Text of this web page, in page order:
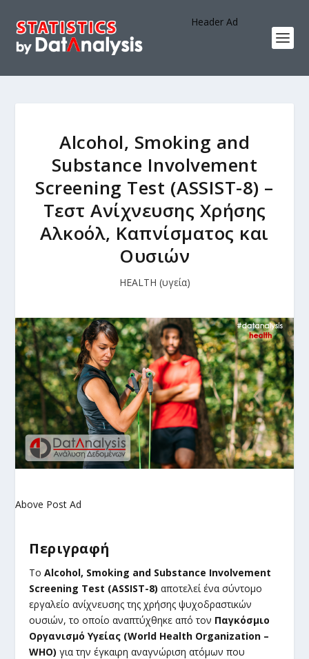
Header Ad
Alcohol, Smoking and
Substance Involvement
Screening Test (ASSIST-8) –
Τεστ Ανίχνευσης Χρήσης
Αλκοόλ, Καπνίσματος και
Ουσιών
HEALTH (υγεία)
Above Post Ad
Περιγραφή
ΤοAlcohol, Smoking and Substance Involvement
Screening Test (ASSIST-8) αποτελεί ένα σύντομο
εργαλείο ανίχνευσης της χρήσης ψυχοδραστικών
ουσιών, το οποίο αναπτύχθηκε από τον Παγκόσμιο
Οργανισμό Υγείας (World Health Organization –
WHO) για την έγκαιρη αναγνώριση ατόμων που